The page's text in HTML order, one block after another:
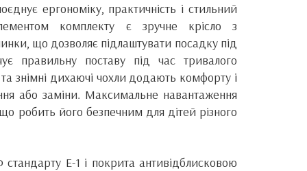
ергономіку, практичність і стильний
комплекту є зручне крісло з
що дозволяє підлаштувати посадку під
правильну поставу під час тривалого
знімні дихаючі чохли додають комфорту і
або заміни. Максимальне навантаження
робить його безпечним для дітей різного
Е-1 і покрита антивідблисковою